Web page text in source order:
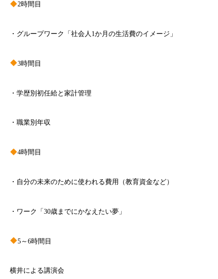
2時間目
・グループワーク「社会人1か月の生活費のイメージ」
3時間目
・学歴別初任給と家計管理
・職業別年収
4時間目
・自分の未来のために使われる費用（教育資金など）
・ワーク「30歳までにかなえたい夢」
5～6時間目
横井による講演会